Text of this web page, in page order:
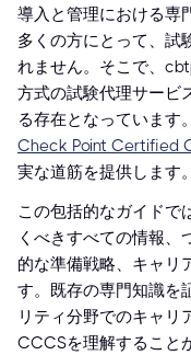
導入と管理における専
多くの方にとって、試
れません。そこで、
方式の試験代理サービ
る存在となっています
Check Point Certified
実な道筋を提供します。
この包括的なガイドで
くべきすべての情報、
的な準備戦略、キャリ
す。既存の専門知識を
リティ分野でのキャリ
CCCSを理解すること